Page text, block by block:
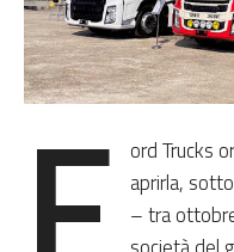
ord Trucks
aprirla,
– tra